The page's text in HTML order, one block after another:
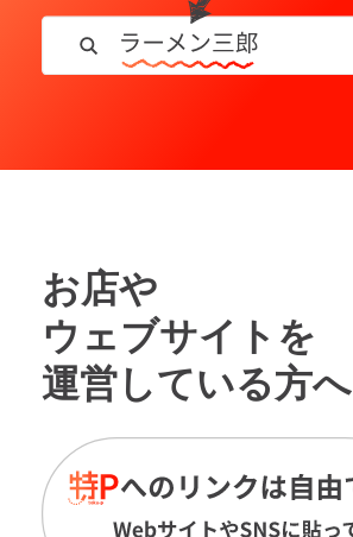
お店や
ウェブサイトを
運営している方へ